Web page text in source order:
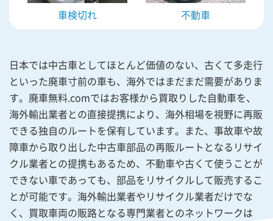
車検切れ 不動車
日本では中古車としてほとんど価値のない、古くて多走行
といった廃車寸前の車も、海外ではまだまだ需要がありま
す。廃車無料.comではお客様から買取りした自動車を、
海外輸出業者との直接提携により、海外相場を視野に再販
できる独自のルートを保有しています。また、事故車や故
障車から取り出した中古車部品の再販ルートとなるリサイ
クル業者との提携もあるため、不動車や古くて使うことが
できない車であっても、部品をリサイクルして販売するこ
とが可能です。海外輸出業者やリサイクル業者だけでな
く、買取車両の販路となる専門業者とのネットワークは